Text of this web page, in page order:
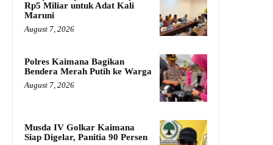
Rp5 Miliar untuk Adat Kali
Maruni
August 7, 2026
Polres Kaimana Bagikan
Bendera Merah Putih ke Warga
August 7, 2026
Musda IV Golkar Kaimana
Siap Digelar, Panitia 90 Persen